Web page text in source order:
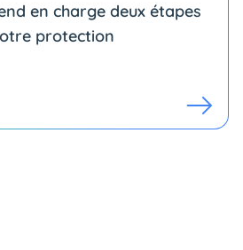
en charge deux étapes
protection